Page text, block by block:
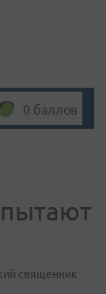
0 баллов
священник